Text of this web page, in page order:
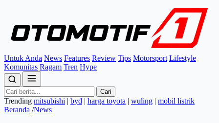
Untuk Anda News Features Review Tips Motorsport Lifestyle
Komunitas Ragam Tren Hype
Cari
Trending mitsubishi | byd | harga toyota | wuling | mobil listrik
Beranda /News